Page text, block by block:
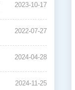
2023-10-17
2022-07-27
2024-04-28
2024-11-25